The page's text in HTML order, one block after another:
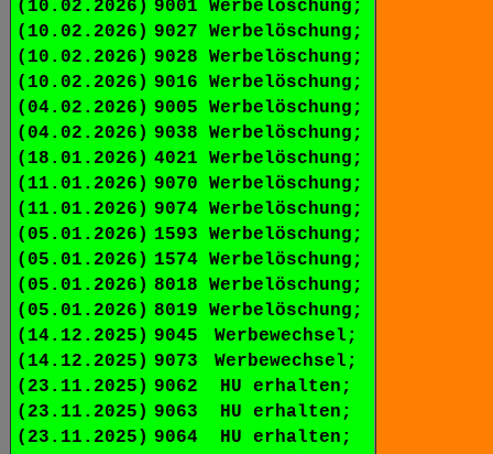
(10.02.2026) 9001
Werbelöschung;
(10.02.2026) 9027
Werbelöschung;
(10.02.2026) 9028
Werbelöschung;
(10.02.2026) 9016
Werbelöschung;
(04.02.2026) 9005
Werbelöschung;
(04.02.2026) 9038
Werbelöschung;
(18.01.2026) 4021
Werbelöschung;
(11.01.2026) 9070
Werbelöschung;
(11.01.2026) 9074 Werbelöschung;
(05.01.2026) 1593
Werbelöschung;
(05.01.2026) 1574 Werbelöschung;
(05.01.2026) 8018
Werbelöschung;
(05.01.2026) 8019
Werbelöschung;
(14.12.2025) 9045
Werbewechsel;
(14.12.2025) 9073
Werbewechsel;
(23.11.2025) 9062
HU erhalten;
(23.11.2025) 9063
HU erhalten;
(23.11.2025) 9064
HU erhalten;